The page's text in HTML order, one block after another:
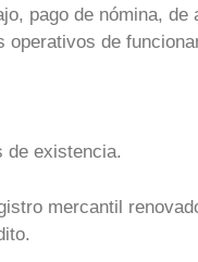
pago de nómina, de
operativos de
de existencia.
mercantil